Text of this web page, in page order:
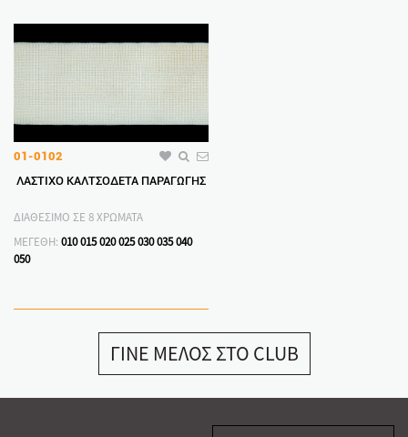
01-0102
ΛΑΣΤΙΧΟ ΚΑΛΤΣΟΔΕΤΑ ΠΑΡΑΓΩΓΗΣ
ΔΙΑΘΕΣΙΜΟ ΣΕ 8 ΧΡΩΜΑΤΑ
ΜΕΓΕΘΗ: 010015020025030035040
050
ΓΙΝΕ ΜΕΛΟΣ ΣΤΟ CLUB